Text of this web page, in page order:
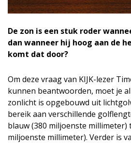
De zon is een stuk roder
dan wanneer hij hoog aan de
komt dat door?
Om deze vraag van KIJK-lezer
kunnen beantwoorden, moet je
zonlicht is opgebouwd uit
bereik aan verschillende
blauw (380 miljoenste millimeter)
miljoenste millimeter). Verder is